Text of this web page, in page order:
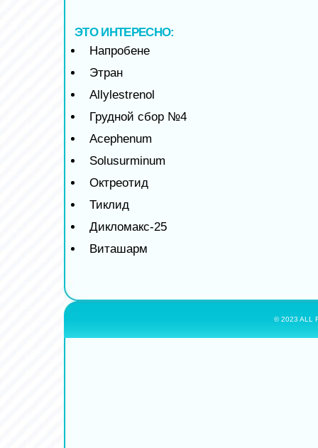
ЭТО ИНТЕРЕСНО:
Напробене
Этран
Allylestrenol
Грудной сбор №4
Acephenum
Solusurminum
Октреотид
Тиклид
Дикломакс-25
Виташарм
© 2023 ALL